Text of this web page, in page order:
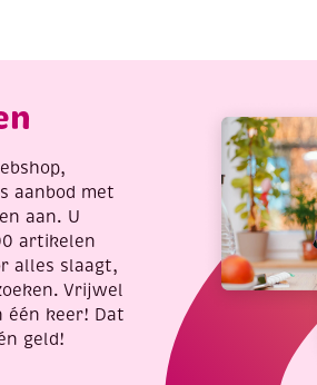
aanbod met
aan. U
artikelen
alles slaagt,
Vrijwel
één keer! Dat
geld!